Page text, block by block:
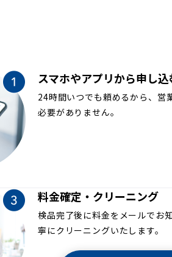
スマホやアプリから申し込
24時間いつでも頼めるから、営
必要がありません。
料金確定・クリーニング
検品完了後に料金をメールでお
寧にクリーニングいたします。